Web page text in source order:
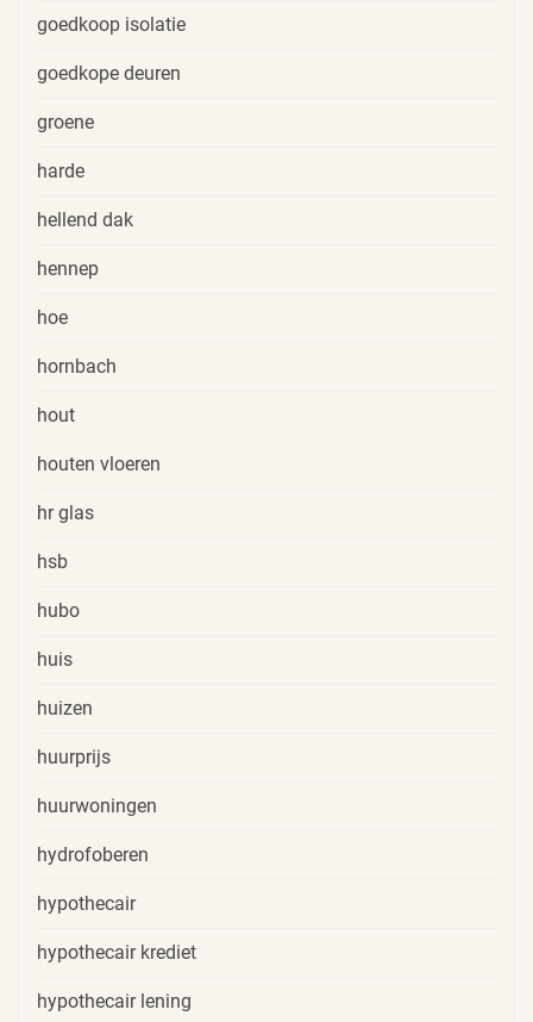
goedkoop isolatie
goedkope deuren
groene
harde
hellend dak
hennep
hoe
hornbach
hout
houten vloeren
hr glas
hsb
hubo
huis
huizen
huurprijs
huurwoningen
hydrofoberen
hypothecair
hypothecair krediet
hypothecair lening